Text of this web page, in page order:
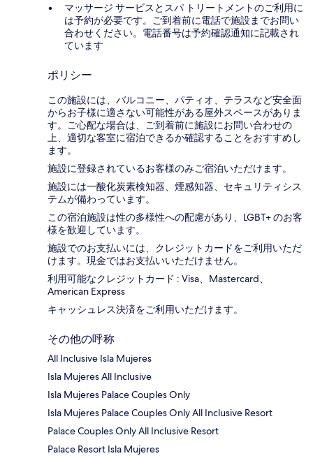
マッサージ サービスとスパ トリートメントのご利用に
は予約が必要です。ご到着前に電話で施設までお問い
合わせください。電話番号は予約確認通知に記載され
ています
ポリシー
この施設には、バルコニー、パティオ、テラスなど安全面
からお子様に適さない可能性がある屋外スペースがありま
す。ご心配な場合は、ご到着前に施設にお問い合わせの
上、適切な客室に宿泊できるか確認することをおすすめし
ます。
施設に登録されているお客様のみご宿泊いただけます。
施設には一酸化炭素検知器、煙感知器、セキュリティシス
テムが備わっています。
この宿泊施設は性の多様性への配慮があり、LGBT+ のお客
様を歓迎しています。
施設でのお支払いには、クレジットカードをご利用いただ
けます。現金ではお支払いいただけません。
利用可能なクレジットカード : Visa、Mastercard、
American Express
キャッシュレス決済をご利用いただけます。
その他の呼称
All Inclusive Isla Mujeres
Isla Mujeres All Inclusive
Isla Mujeres Palace Couples Only
Isla Mujeres Palace Couples Only All Inclusive Resort
Palace Couples Only All Inclusive Resort
Palace Resort Isla Mujeres